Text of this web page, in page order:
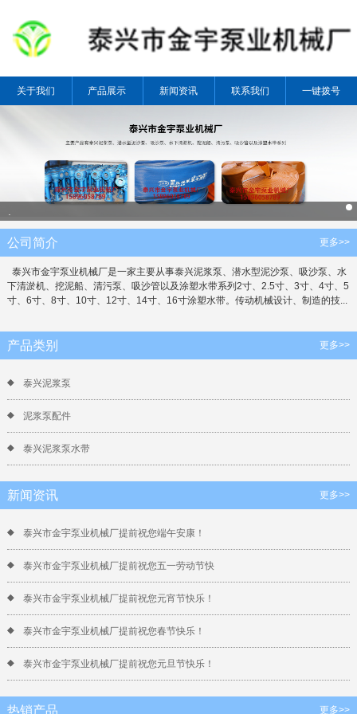
关于我们 产品展示 新闻资讯 联系我们 一键拨号
公司简介 更多>>
泰兴市金宇泵业机械厂是一家主要从事泰兴泥浆泵、潜水型泥沙泵、吸沙泵、水
下清淤机、挖泥船、清污泵、吸沙管以及涂塑水带系列2寸、2.5寸、3寸、4寸、5
寸、6寸、8寸、10寸、12寸、14寸、16寸涂塑水带。传动机械设计、制造的技...
产品类别 更多>>
泰兴泥浆泵
泥浆泵配件
泰兴泥浆泵水带
新闻资讯 更多>>
泰兴市金宇泵业机械厂提前祝您端午安康！
泰兴市金宇泵业机械厂提前祝您五一劳动节快
泰兴市金宇泵业机械厂提前祝您元宵节快乐！
泰兴市金宇泵业机械厂提前祝您春节快乐！
泰兴市金宇泵业机械厂提前祝您元旦节快乐！
热销产品 更多>>